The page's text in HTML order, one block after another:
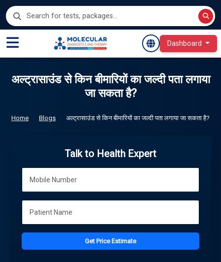
Dashboard
अल्ट्रासाउंड से किन बीमारियों का जल्दी पता लगाया
जा सकता है?
Home Blogs अल्ट्रासाउंड से किन बीमारियों का जल्दी पता लगाया जा सकता है?
Talk to Health Expert
Get Price Estimate